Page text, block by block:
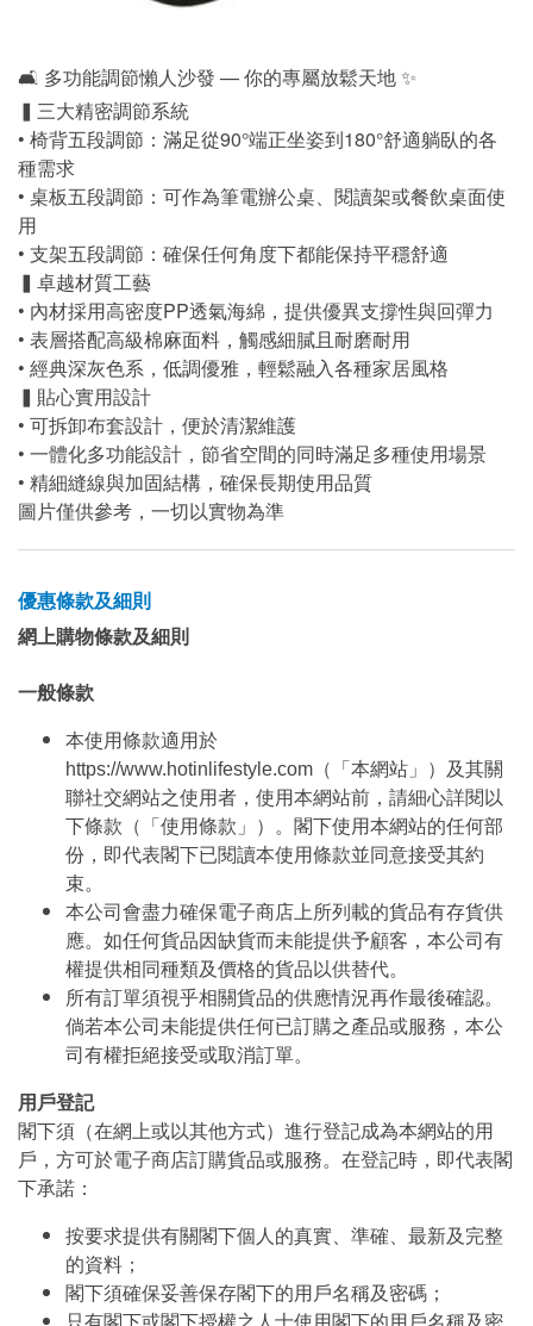
🛋️ 多功能調節懶人沙發 — 你的專屬放鬆天地 ✨
▍三大精密調節系統
• 椅背五段調節：滿足從90°端正坐姿到180°舒適躺臥的各
種需求
• 桌板五段調節：可作為筆電辦公桌、閱讀架或餐飲桌面使
用
• 支架五段調節：確保任何角度下都能保持平穩舒適
▍卓越材質工藝
• 內材採用高密度PP透氣海綿，提供優異支撐性與回彈力
• 表層搭配高級棉麻面料，觸感細膩且耐磨耐用
• 經典深灰色系，低調優雅，輕鬆融入各種家居風格
▍貼心實用設計
• 可拆卸布套設計，便於清潔維護
• 一體化多功能設計，節省空間的同時滿足多種使用場景
• 精細縫線與加固結構，確保長期使用品質
圖片僅供參考，一切以實物為準
優惠條款及細則
網上購物條款及細則
一般條款
本使用條款適用於
https://www.hotinlifestyle.com（「本網站」）及其關
聯社交網站之使用者，使用本網站前，請細心詳閱以
下條款（「使用條款」）。閣下使用本網站的任何部
份，即代表閣下已閱讀本使用條款並同意接受其約
束。
本公司會盡力確保電子商店上所列載的貨品有存貨供
應。如任何貨品因缺貨而未能提供予顧客，本公司有
權提供相同種類及價格的貨品以供替代。
所有訂單須視乎相關貨品的供應情況再作最後確認。
倘若本公司未能提供任何已訂購之產品或服務，本公
司有權拒絕接受或取消訂單。
用戶登記
閣下須（在網上或以其他方式）進行登記成為本網站的用
戶，方可於電子商店訂購貨品或服務。在登記時，即代表閣
下承諾：
按要求提供有關閣下個人的真實、準確、最新及完整
的資料；
閣下須確保妥善保存閣下的用戶名稱及密碼；